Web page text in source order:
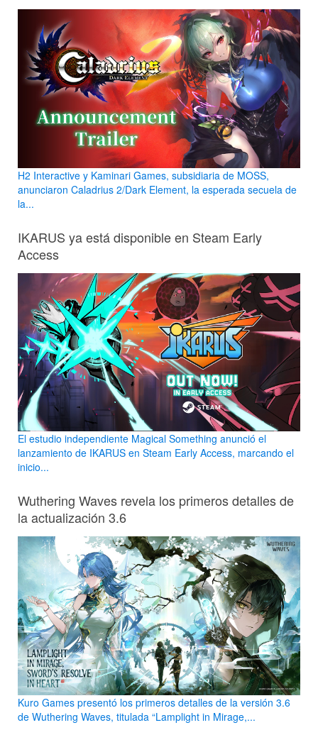
H2 Interactive y Kaminari Games, subsidiaria de MOSS,
anunciaron Caladrius 2/Dark Element, la esperada secuela de
la...
IKARUS ya está disponible en Steam Early
Access
El estudio independiente Magical Something anunció el
lanzamiento de IKARUS en Steam Early Access, marcando el
inicio...
Wuthering Waves revela los primeros detalles de
la actualización 3.6
Kuro Games presentó los primeros detalles de la versión 3.6
de Wuthering Waves, titulada “Lamplight in Mirage,...